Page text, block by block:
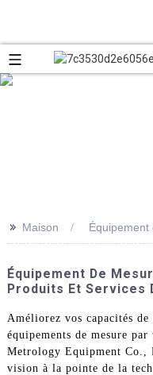
>> Maison Équipement
Équipement De
Produits Et Services
Améliorez vos capacités
équipements de mesure
Metrology Equipment Co.,
vision à la pointe de la